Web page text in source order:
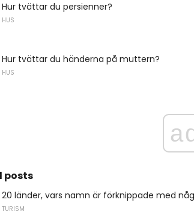
Hur tvättar du persienner?
HUS
Hur tvättar du händerna på muttern?
HUS
posts
20 länder, vars namn är förknippade med
TURISM